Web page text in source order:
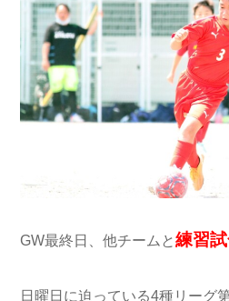
GW最終日、他チームと練習
日曜日に迫っている4種リーグ